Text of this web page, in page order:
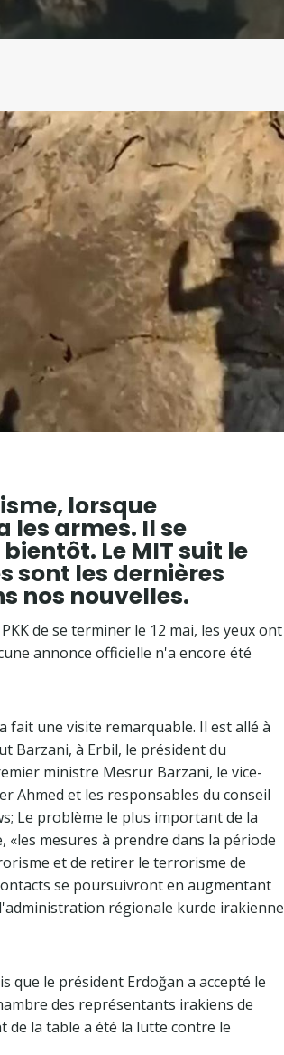
lorsque
armes. Il se
Le MIT suit le
sont les dernières
nos nouvelles.
de se terminer le 12 mai, les yeux ont
annonce officielle n'a encore été
fait une visite remarquable. Il est allé à
Barzani, à Erbil, le président du
ministre Mesrur ​​Barzani, le vice-
Ahmed et les responsables du conseil
Le problème le plus important de la
mesures à prendre dans la période
et de retirer le terrorisme de
se poursuivront en augmentant
régionale kurde irakienne
que le président Erdoğan a accepté le
des représentants irakiens de
de la table a été la lutte contre le